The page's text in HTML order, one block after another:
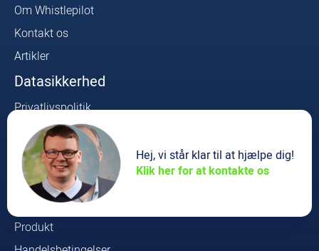
Om Whistlepilot
Kontakt os
Artikler
Datasikkerhed
Privatlivspolitik
Sikkerhedspolitik
Whistleblower Lovkrav
Produkt
Log ind
Produkt
Hej, vi står klar til at hjælpe dig!
Klik her for at kontakte os